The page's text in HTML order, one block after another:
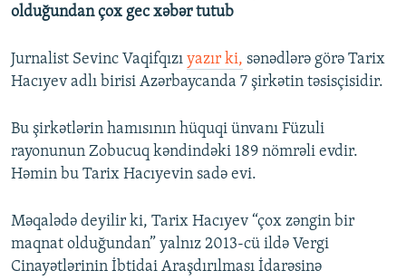
olduğundan çox gec xəbər tutub
Jurnalist Sevinc Vaqifqızı yazır ki, sənədlərə görə Tarix
Hacıyev adlı birisi Azərbaycanda 7 şirkətin təsisçisidir.
Bu şirkətlərin hamısının hüquqi ünvanı Füzuli
rayonunun Zobucuq kəndindəki 189 nömrəli evdir.
Həmin bu Tarix Hacıyevin sadə evi.
Məqalədə deyilir ki, Tarix Hacıyev “çox zəngin bir
maqnat olduğundan” yalnız 2013-cü ildə Vergi
Cinayətlərinin İbtidai Araşdırılması İdarəsinə